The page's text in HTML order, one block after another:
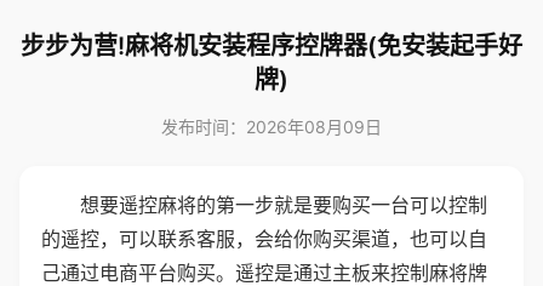
步步为营!麻将机安装程序控牌器(免安装起手好
牌)
发布时间：2026年08月09日
想要遥控麻将的第一步就是要购买一台可以控制
的遥控，可以联系客服，会给你购买渠道，也可以自
己通过电商平台购买。遥控是通过主板来控制麻将牌